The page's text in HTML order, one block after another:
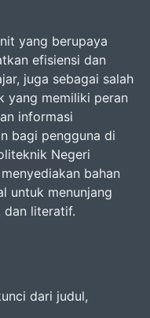
yang berupaya
efisiensi dan
juga sebagai salah
yang memiliki peran
informasi
bagi pengguna di
Negeri
bahan
untuk menunjang
dan literatif.
dari judul,